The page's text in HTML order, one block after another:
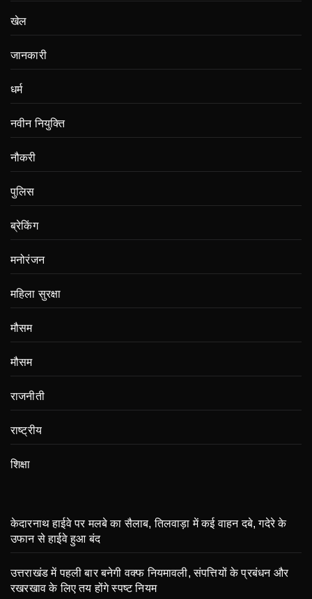
खेल
जानकारी
धर्म
नवीन नियुक्ति
नौकरी
पुलिस
ब्रेकिंग
मनोरंजन
महिला सुरक्षा
मौसम
मौसम
राजनीती
राष्ट्रीय
शिक्षा
केदारनाथ हाईवे पर मलबे का सैलाब, तिलवाड़ा में कई वाहन दबे, गदेरे के
उफान से हाईवे हुआ बंद
उत्तराखंड में पहली बार बनेगी वक्फ नियमावली, संपत्तियों के प्रबंधन और
रखरखाव के लिए तय होंगे स्पष्ट नियम